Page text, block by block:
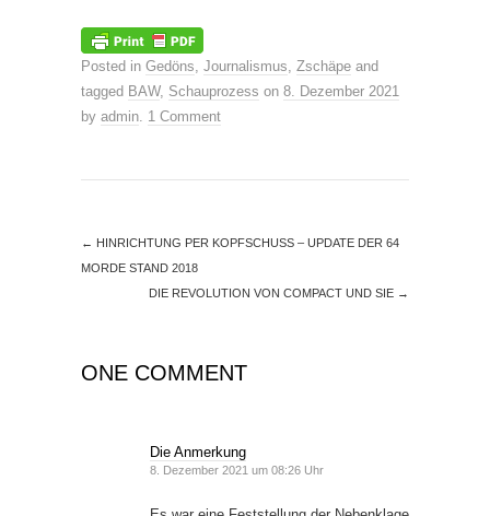
Posted in Gedöns, Journalismus, Zschäpe and
tagged BAW, Schauprozess on 8. Dezember 2021
by admin. 1 Comment
← HINRICHTUNG PER KOPFSCHUSS – UPDATE DER 64
MORDE STAND 2018
DIE REVOLUTION VON COMPACT UND SIE →
ONE COMMENT
Die Anmerkung
8. Dezember 2021 um 08:26 Uhr